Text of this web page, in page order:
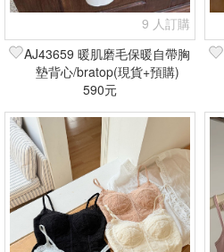
9 人訂購
AJ43659 暖肌磨毛保暖自帶胸
墊背心/bratop(現貨+預購)
590元